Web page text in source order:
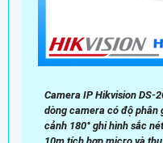
Camera IP Hikvision DS-
dòng camera có độ phân
cảnh 180° ghi hình sắc